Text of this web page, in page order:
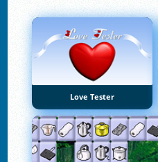
Love Tester